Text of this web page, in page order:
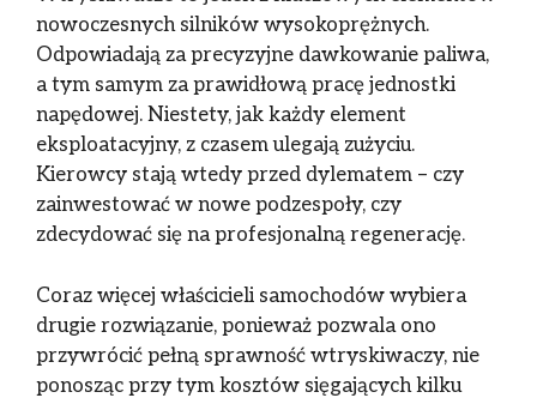
nowoczesnych silników wysokoprężnych.
Odpowiadają za precyzyjne dawkowanie paliwa,
a tym samym za prawidłową pracę jednostki
napędowej. Niestety, jak każdy element
eksploatacyjny, z czasem ulegają zużyciu.
Kierowcy stają wtedy przed dylematem – czy
zainwestować w nowe podzespoły, czy
zdecydować się na profesjonalną regenerację.
Coraz więcej właścicieli samochodów wybiera
drugie rozwiązanie, ponieważ pozwala ono
przywrócić pełną sprawność wtryskiwaczy, nie
ponosząc przy tym kosztów sięgających kilku